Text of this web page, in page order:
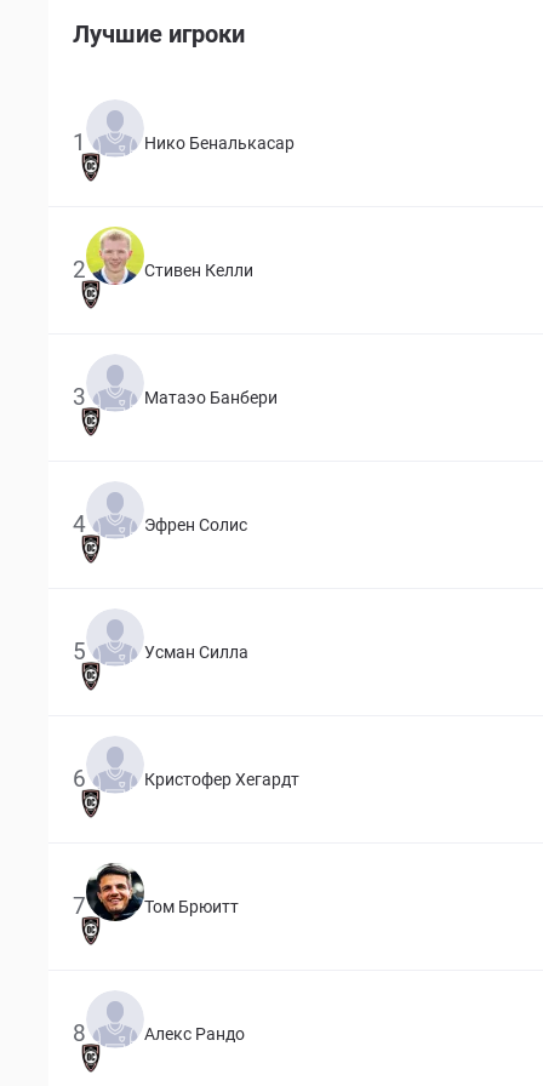
Лучшие игроки
1 Нико Беналькасар
2 Стивен Келли
3 Матаэо Банбери
4 Эфрен Солис
5 Усман Силла
6 Кристофер Хегардт
7 Том Брюитт
8 Алекс Рандо